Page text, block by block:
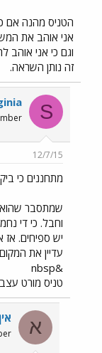
הטניס מהנה אם
אני אוהב את
וגם כי אני
זה נותן השראה.
S
12/7/15
מתחננים כי
שמתסבר שהוא
וחבל. כי די
יש ספיחים. אז
עדיין את
&nbsp
טניס מורט
א